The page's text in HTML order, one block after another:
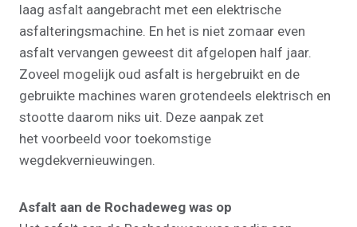
laag asfalt aangebracht met een elektrische
asfalteringsmachine. En het is niet zomaar even
asfalt vervangen geweest dit afgelopen half jaar.
Zoveel mogelijk oud asfalt is hergebruikt en de
gebruikte machines waren grotendeels elektrisch en
stootte daarom niks uit. Deze aanpak zet
het voorbeeld voor toekomstige
wegdekvernieuwingen.
Asfalt aan de Rochadeweg was op